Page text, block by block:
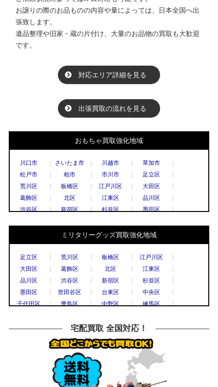
お譲りの際のお品ものの内容や量によっては、日本全国へ出
張致します。
遺品整理や旧家・蔵の片付け、大量のお品物の買取も大歓迎
です。
対応エリア詳細を見る
出張買取の流れを見る
おもちゃ買取強化地域
川口市 さいたま市 川越市
草加市
松戸市
柏市 市川市
足立区
荒川区
板橋区 江戸川区
大田区
葛飾区
北区 江東区
品川区
渋谷区
新宿区 杉並区
墨田区
中野区 練馬区
文京区
港区
目黒区 国立市
小金井市
国分寺市
小平市 立川市
調布市
西東京市
八王子市 東村山市
日野市
府中市
三鷹市 武蔵野市
上尾市
春日部市
久喜市 熊谷市
越谷市
秩父市
所沢市 戸田市
新座市
鎌倉市 川崎市
相模原市
横須賀市 横浜市
宇都宮市
高崎市 前橋市
古河市
水戸市
ミリタリーグッズ買取強化地域
足立区 荒川区 板橋区
江戸川区
大田区
葛飾区 北区
江東区
品川区
渋谷区 新宿区
杉並区
墨田区
世田谷区 台東区
中央区
千代田区
豊島区 中野区
練馬区
横浜市
川崎市 川口市
越谷市
戸田市 さいたま市
所沢市
市川市 柏市
松戸市
高崎市 小山市
宅配買取 全国対応！